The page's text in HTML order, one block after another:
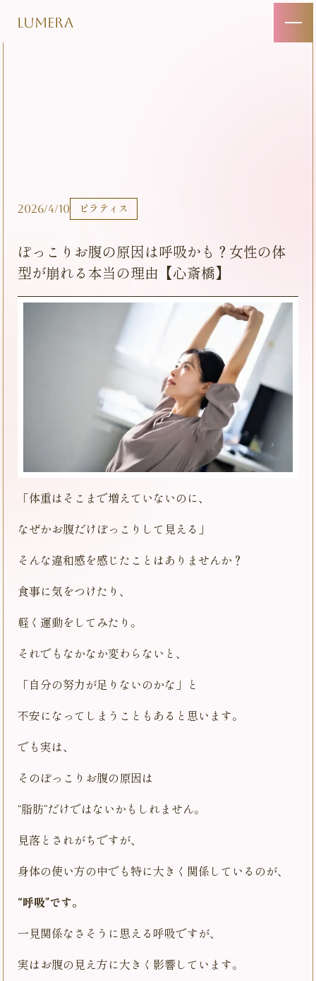
LUMERA
2026/4/10 ピラティス
ぽっこりお腹の原因は呼吸かも？女性の体
型が崩れる本当の理由【心斎橋】
「体重はそこまで増えていないのに、
なぜかお腹だけぽっこりして見える」
そんな違和感を感じたことはありませんか？
食事に気をつけたり、
軽く運動をしてみたり。
それでもなかなか変わらないと、
「自分の努力が足りないのかな」と
不安になってしまうこともあると思います。
でも実は、
そのぽっこりお腹の原因は
“脂肪”だけではないかもしれません。
見落とされがちですが、
身体の使い方の中でも特に大きく関係しているのが、
“呼吸”です。
一見関係なさそうに思える呼吸ですが、
実はお腹の見え方に大きく影響しています。